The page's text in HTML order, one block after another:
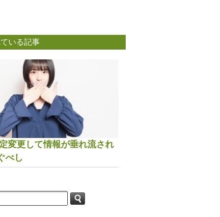
いる記事
変更して情報が垂れ流され
べし